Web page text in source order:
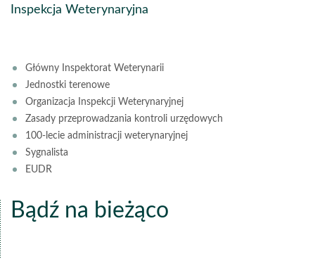
Inspekcja Weterynaryjna
Główny Inspektorat Weterynarii
Jednostki terenowe
Organizacja Inspekcji Weterynaryjnej
Zasady przeprowadzania kontroli urzędowych
100-lecie administracji weterynaryjnej
Sygnalista
EUDR
Bądź na bieżąco